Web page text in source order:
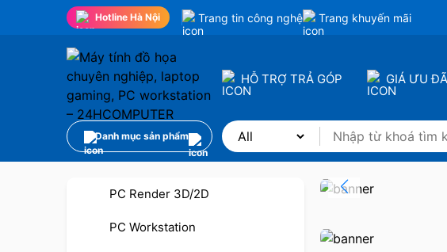
Hotline Hà Nội Trang tin công nghệ Trang khuyến mãi
HỖ TRỢ TRẢ GÓP GIÁ ƯU
Danh mục sản phẩm
PC Render 3D/2D
PC Workstation